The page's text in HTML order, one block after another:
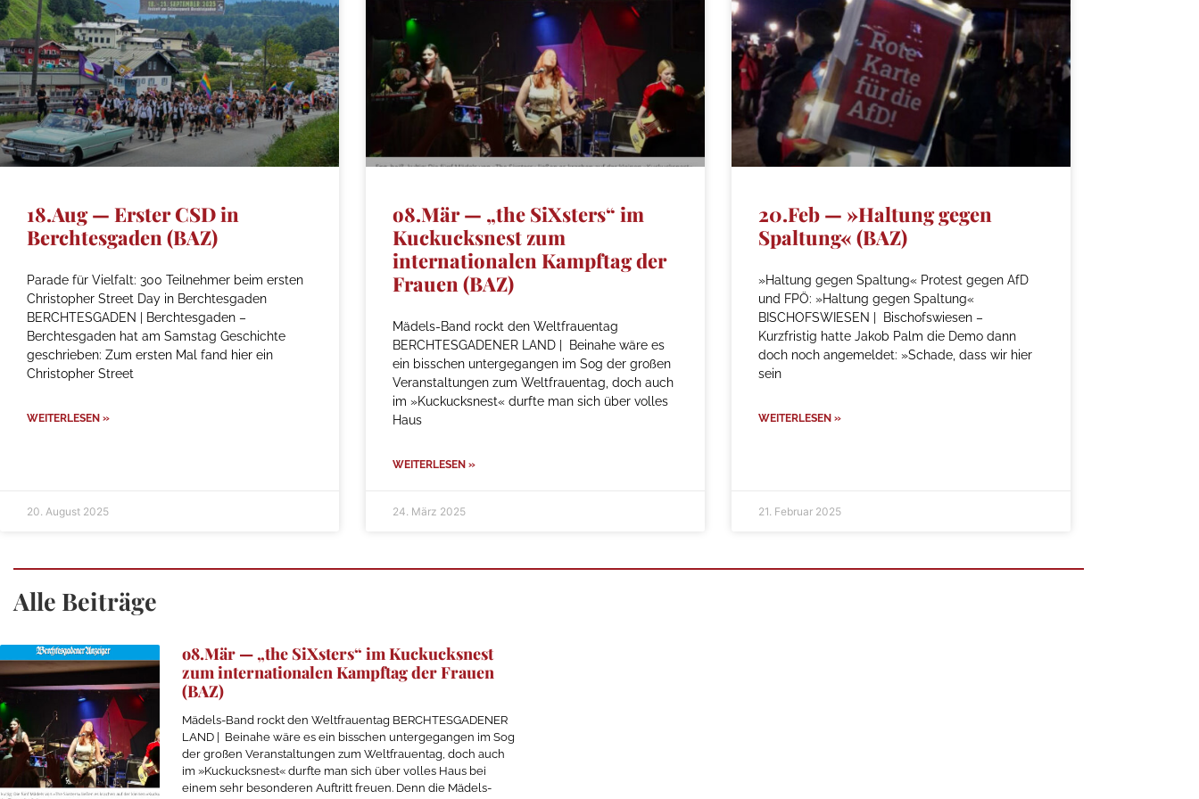
18.Aug — Erster CSD in
Berchtesgaden (BAZ)
Parade für Vielfalt: 300 Teilnehmer beim ersten
Christopher Street Day in Berchtesgaden
BERCHTESGADEN | Berchtesgaden –
Berchtesgaden hat am Samstag Geschichte
geschrieben: Zum ersten Mal fand hier ein
Christopher Street
WEITERLESEN »
20. August 2025
o8.Mär — „the SiXsters“ im
Kuckucksnest zum
internationalen Kampftag der
Frauen (BAZ)
Mädels-Band rockt den Weltfrauentag
BERCHTESGADENER LAND | Beinahe wäre es
ein bisschen untergegangen im Sog der großen
Veranstaltungen zum Weltfrauentag, doch auch
im »Kuckucksnest« durfte man sich über volles
Haus
WEITERLESEN »
24. März 2025
20.Feb — »Haltung gegen
Spaltung« (BAZ)
»Haltung gegen Spaltung« Protest gegen AfD
und FPÖ: »Haltung gegen Spaltung«
BISCHOFSWIESEN | Bischofswiesen –
Kurzfristig hatte Jakob Palm die Demo dann
doch noch angemeldet: »Schade, dass wir hier
sein
WEITERLESEN »
21. Februar 2025
Alle Beiträge
o8.Mär — „the SiXsters“ im Kuckucksnest
zum internationalen Kampftag der Frauen
(BAZ)
Mädels-Band rockt den Weltfrauentag BERCHTESGADENER
LAND | Beinahe wäre es ein bisschen untergegangen im Sog
der großen Veranstaltungen zum Weltfrauentag, doch auch
im »Kuckucksnest« durfte man sich über volles Haus bei
einem sehr besonderen Auftritt freuen. Denn die Mädels-